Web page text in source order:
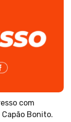
com
Bonito.